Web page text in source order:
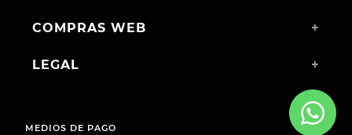
COMPRAS WEB +
LEGAL +
MEDIOS DE PAGO